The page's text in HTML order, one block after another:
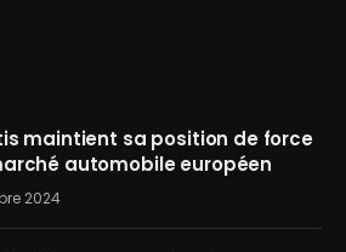
maintient sa position de force
automobile européen
2024